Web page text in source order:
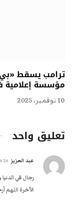
ترامب يسقط
مؤسسة إعلامية
10 نوفمبر، 2025
تعليق واحد
عبد العزيز 26 نوفمبر، 2023 12:56 م
رجال في
الآخرة اللهم